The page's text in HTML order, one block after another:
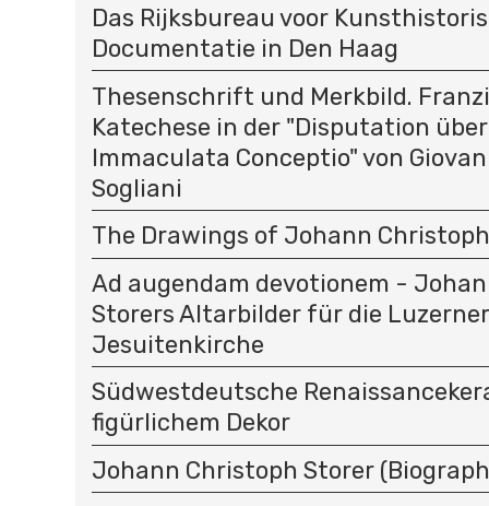
Das Rijksbureau voor
Documentatie in Den Haag
Thesenschrift und Merkbild.
Katechese in der "Disputation
Immaculata Conceptio" von
Sogliani
The Drawings of Johann
Ad augendam devotionem -
Storers Altarbilder für die Luzerner
Jesuitenkirche
Südwestdeutsche
figürlichem Dekor
Johann Christoph Storer